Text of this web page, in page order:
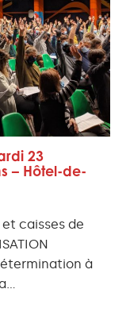
23
– Hôtel-de-
caisses de
à